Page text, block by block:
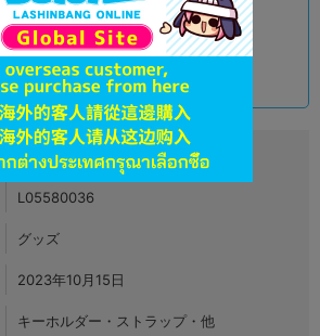
店
円 税込
4544815066715
L05580036
グッズ
2023年10月15日
キーホルダー・ストラップ・他